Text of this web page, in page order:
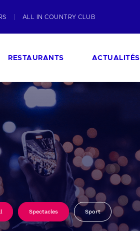
ALL IN COUNTRY CLUB
RESTAURANTS ACTUALITÉS
Spectacles Sport